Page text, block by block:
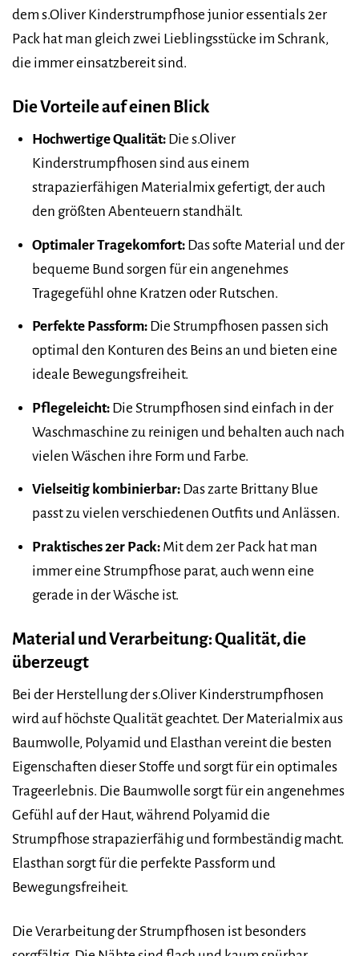
dem s.Oliver Kinderstrumpfhose junior essentials 2er
Pack hat man gleich zwei Lieblingsstücke im Schrank,
die immer einsatzbereit sind.
Die Vorteile auf einen Blick
Hochwertige Qualität:Die s.Oliver
Kinderstrumpfhosen sind aus einem
strapazierfähigen Materialmix gefertigt, der auch
den größten Abenteuern standhält.
Optimaler Tragekomfort:Das softe Material und der
bequeme Bund sorgen für ein angenehmes
Tragegefühl ohne Kratzen oder Rutschen.
Perfekte Passform:Die Strumpfhosen passen sich
optimal den Konturen des Beins an und bieten eine
ideale Bewegungsfreiheit.
Pflegeleicht:Die Strumpfhosen sind einfach in der
Waschmaschine zu reinigen und behalten auch nach
vielen Wäschen ihre Form und Farbe.
Vielseitig kombinierbar:Das zarte Brittany Blue
passt zu vielen verschiedenen Outfits und Anlässen.
Praktisches 2er Pack:Mit dem 2er Pack hat man
immer eine Strumpfhose parat, auch wenn eine
gerade in der Wäsche ist.
Material und Verarbeitung: Qualität, die
überzeugt
Bei der Herstellung der s.Oliver Kinderstrumpfhosen
wird auf höchste Qualität geachtet. Der Materialmix aus
Baumwolle, Polyamid und Elasthan vereint die besten
Eigenschaften dieser Stoffe und sorgt für ein optimales
Trageerlebnis. Die Baumwolle sorgt für ein angenehmes
Gefühl auf der Haut, während Polyamid die
Strumpfhose strapazierfähig und formbeständig macht.
Elasthan sorgt für die perfekte Passform und
Bewegungsfreiheit.
Die Verarbeitung der Strumpfhosen ist besonders